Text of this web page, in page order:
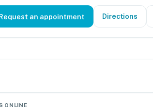
an appointment Directions
ONLINE